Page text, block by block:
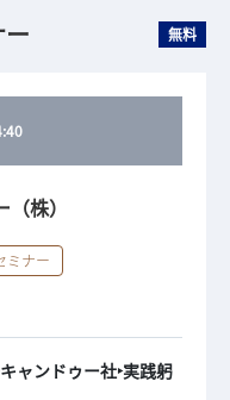
無料
株）
ミナー
ャンドゥー社‣実践躬